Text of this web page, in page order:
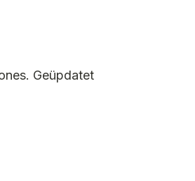
Geüpdatet